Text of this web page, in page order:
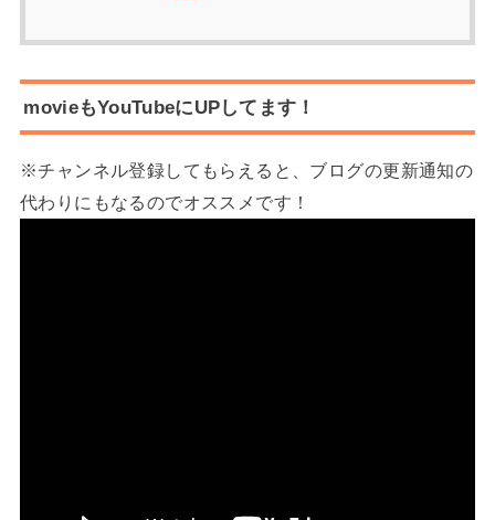
movieもYouTubeにUPしてます！
※チャンネル登録してもらえると、ブログの更新通知の
代わりにもなるのでオススメです！